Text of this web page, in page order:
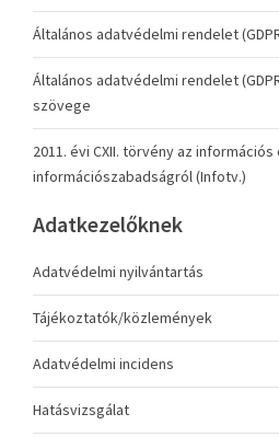
Általános adatvédelmi rendelet
Általános adatvédelmi rendelet
szövege
2011. évi CXII. törvény az
információszabadságról (Infotv.)
Adatkezelőknek
Adatvédelmi nyilvántartás
Tájékoztatók/közlemények
Adatvédelmi incidens
Hatásvizsgálat